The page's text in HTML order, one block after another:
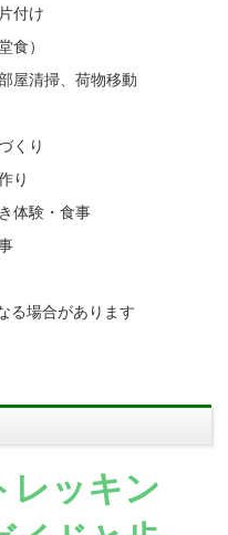
付け
）
清掃、荷物移動
くり
り
体験・食事
る場合があります
レッキン